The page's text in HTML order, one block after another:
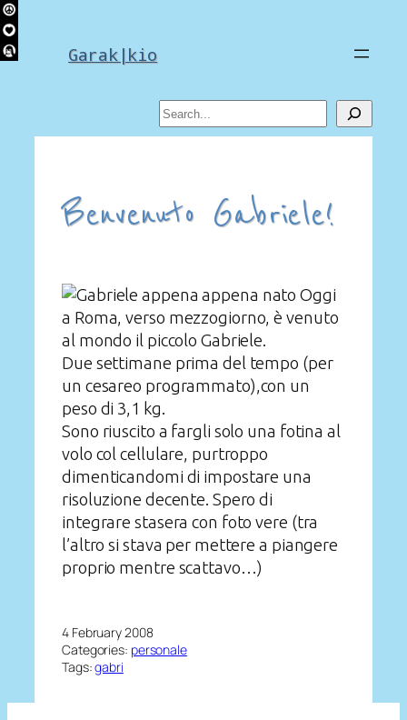
Skip
to
content Garak|kio
Search
Benvenuto Gabriele!
Oggi
a Roma, verso mezzogiorno, è venuto
al mondo il piccolo Gabriele.
Due settimane prima del tempo (per
un cesareo programmato),con un
peso di 3,1 kg.
Sono riuscito a fargli solo una fotina al
volo col cellulare, purtroppo
dimenticandomi di impostare una
risoluzione decente. Spero di
integrare stasera con foto vere (tra
l’altro si stava per mettere a piangere
proprio mentre scattavo…)
4 February 2008
Categories: personale
Tags:gabri